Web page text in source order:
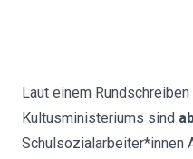
Laut einem
Kultusministeriums sind
Schulsozialarbeiter*innen